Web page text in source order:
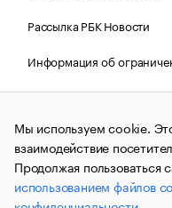
Рассылка РБК Новости
Информация об
Правовая информация
© АО
и материалы
(зарегистрировано
связи, информационных
коммуникаций
№ФС77-63848)
Мы используем cookie.
взаимодействие
Продолжая пользоваться
использованием файлов